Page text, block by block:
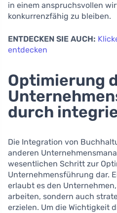
in einem anspruchsvollen
konkurrenzfähig zu bleiben.
ENTDECKEN SIE AUCH:
entdecken
Optimierung
durch
Die Integration von
anderen
wesentlichen Schritt zur
Unternehmensführung dar.
erlaubt es den
arbeiten, sondern auch
erzielen. Um die Wichtigkeit